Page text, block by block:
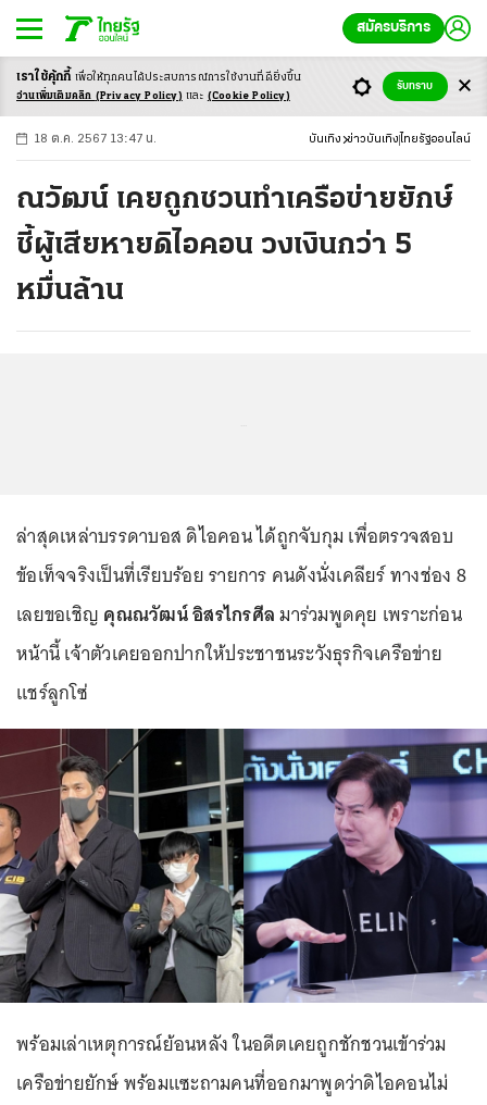
สมัครบริการ
-ก ก ก+
18 ต.ค. 2567 13:47 น. บันเทิง ข่าวบันเทิง ไทยรัฐออนไลน์
ณวัฒน์ เคยถูกชวนทำเครือข่ายยักษ์
ชี้ผู้เสียหายดิไอคอน วงเงินกว่า 5
หมื่นล้าน
ล่าสุดเหล่าบรรดาบอส ดิไอคอน ได้ถูกจับกุม เพื่อตรวจสอบ
ข้อเท็จจริงเป็นที่เรียบร้อย รายการ คนดังนั่งเคลียร์ ทางช่อง 8
เลยขอเชิญ คุณณวัฒน์ อิสรไกรศีลมาร่วมพูดคุย เพราะก่อน
หน้านี้ เจ้าตัวเคยออกปากให้ประชาชนระวังธุรกิจเครือข่าย
แชร์ลูกโซ่
พร้อมเล่าเหตุการณ์ย้อนหลัง ในอดีตเคยถูกชักชวนเข้าร่วม
เครือข่ายยักษ์ พร้อมแซะถามคนที่ออกมาพูดว่าดิไอคอนไม่
เราใช้คุ้กกี้ เพื่อให้ทุกคนได้ประสบการณ์การใช้งานที่ดียิ่งขึ้น
อ่านเพิ่มเติมคลิก (Privacy Policy) และ (Cookie Policy)
รับทราบ